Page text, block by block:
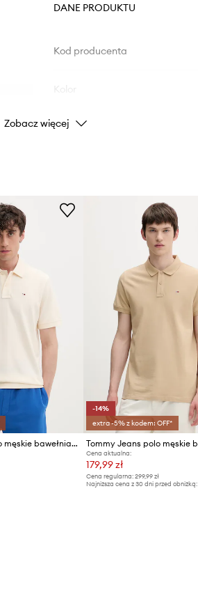
DANE PRODUKTU
Kod producenta
Marka
ID Produktu
Zobacz więcej
Tommy Jeans polo męskie bawełniane
-14%
extra -5% z kodem: OFF*
Cena aktualna:
179,99 zł
Cena regularna: 299,99 zł
Najniższa cena z 30 dni przed obniżką: